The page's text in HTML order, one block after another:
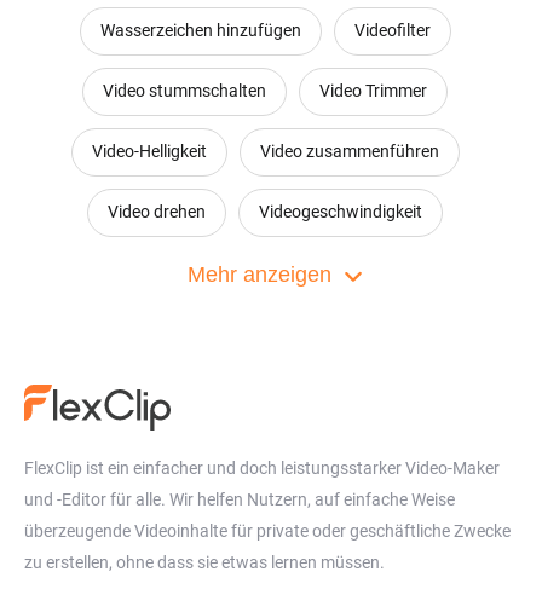
Wasserzeichen hinzufügen Videofilter
Video stummschalten Video Trimmer
Video-Helligkeit Video zusammenführen
Video drehen Videogeschwindigkeit
Video aufteilen Video vergrößern
Video-Collage Gestalter
Geschwindigkeitskurve
Video-Link-Generator Videogröße ändern
Mehr anzeigen
FlexClip ist ein einfacher und doch leistungsstarker Video-Maker
und -Editor für alle. Wir helfen Nutzern, auf einfache Weise
überzeugende Videoinhalte für private oder geschäftliche Zwecke
zu erstellen, ohne dass sie etwas lernen müssen.